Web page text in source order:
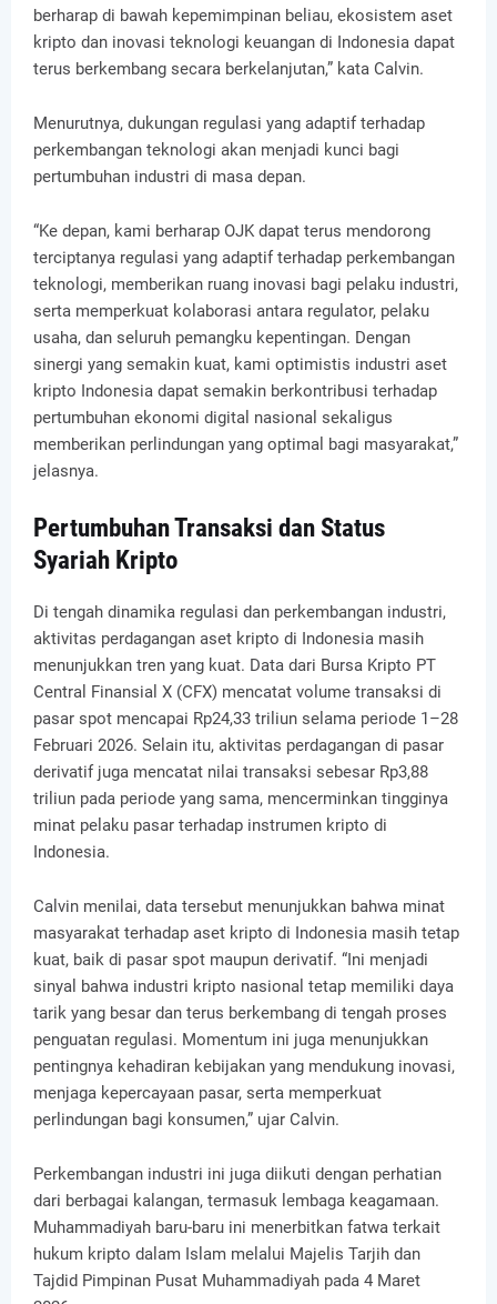
berharap di bawah kepemimpinan beliau, ekosistem aset
kripto dan inovasi teknologi keuangan di Indonesia dapat
terus berkembang secara berkelanjutan,” kata Calvin.
Menurutnya, dukungan regulasi yang adaptif terhadap
perkembangan teknologi akan menjadi kunci bagi
pertumbuhan industri di masa depan.
“Ke depan, kami berharap OJK dapat terus mendorong
terciptanya regulasi yang adaptif terhadap perkembangan
teknologi, memberikan ruang inovasi bagi pelaku industri,
serta memperkuat kolaborasi antara regulator, pelaku
usaha, dan seluruh pemangku kepentingan. Dengan
sinergi yang semakin kuat, kami optimistis industri aset
kripto Indonesia dapat semakin berkontribusi terhadap
pertumbuhan ekonomi digital nasional sekaligus
memberikan perlindungan yang optimal bagi masyarakat,”
jelasnya.
Pertumbuhan Transaksi dan Status
Syariah Kripto
Di tengah dinamika regulasi dan perkembangan industri,
aktivitas perdagangan aset kripto di Indonesia masih
menunjukkan tren yang kuat. Data dari Bursa Kripto PT
Central Finansial X (CFX) mencatat volume transaksi di
pasar spot mencapai Rp24,33 triliun selama periode 1–28
Februari 2026. Selain itu, aktivitas perdagangan di pasar
derivatif juga mencatat nilai transaksi sebesar Rp3,88
triliun pada periode yang sama, mencerminkan tingginya
minat pelaku pasar terhadap instrumen kripto di
Indonesia.
Calvin menilai, data tersebut menunjukkan bahwa minat
masyarakat terhadap aset kripto di Indonesia masih tetap
kuat, baik di pasar spot maupun derivatif. “Ini menjadi
sinyal bahwa industri kripto nasional tetap memiliki daya
tarik yang besar dan terus berkembang di tengah proses
penguatan regulasi. Momentum ini juga menunjukkan
pentingnya kehadiran kebijakan yang mendukung inovasi,
menjaga kepercayaan pasar, serta memperkuat
perlindungan bagi konsumen,” ujar Calvin.
Perkembangan industri ini juga diikuti dengan perhatian
dari berbagai kalangan, termasuk lembaga keagamaan.
Muhammadiyah baru-baru ini menerbitkan fatwa terkait
hukum kripto dalam Islam melalui Majelis Tarjih dan
Tajdid Pimpinan Pusat Muhammadiyah pada 4 Maret